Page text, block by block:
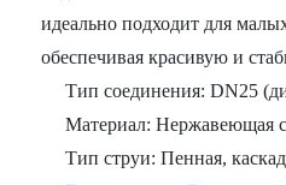
идеально подходит для
обеспечивая красивую и
Тип соединения: DN25
Материал: Нержавеющая
Тип струи: Пенная,